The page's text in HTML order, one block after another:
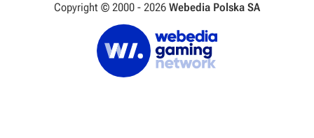
Copyright © 2000 - 2026 Webedia Polska SA